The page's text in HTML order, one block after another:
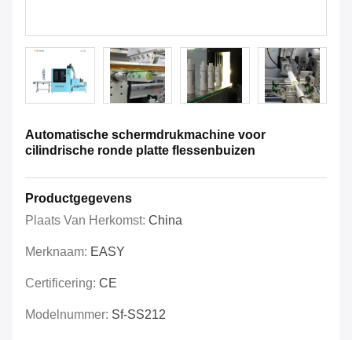
Automatische schermdrukmachine voor
cilindrische ronde platte flessenbuizen
Productgegevens
Plaats Van Herkomst: China
Merknaam: EASY
Certificering: CE
Modelnummer: Sf-SS212